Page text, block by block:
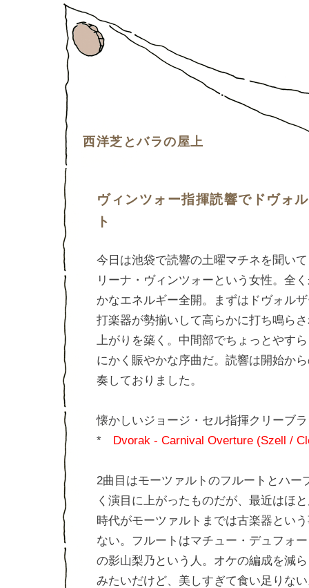
西洋芝とバラの屋上
ヴィンツォー指揮読響でドヴォ
ト
今日は池袋で読響の土曜マチネを聞い
リーナ・ヴィンツォーという女性。全
かなエネルギー全開。まずはドヴォル
打楽器が勢揃いして高らかに打ち鳴ら
上がりを築く。中間部でちょっとやす
にかく賑やかな序曲だ。読響は開始か
奏しておりました。
懐かしいジョージ・セル指揮クリーブ
* Dvorak - Carnival Overture (Szell /
2曲目はモーツァルトのフルートとハー
く演目に上がったものだが、最近はほ
時代がモーツァルトまでは古楽器とい
ない。フルートはマチュー・デュフォ
の影山梨乃という人。オケの編成を減
みたいだけど、美しすぎて食い足りな